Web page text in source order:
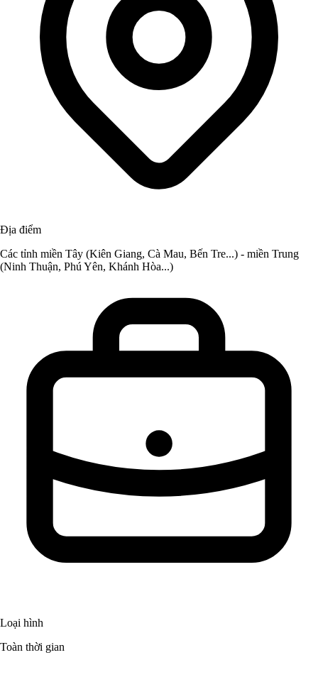
Địa điểm
Các tỉnh miền Tây (Kiên Giang, Cà Mau, Bến Tre...) - miền Trung
(Ninh Thuận, Phú Yên, Khánh Hòa...)
Loại hình
Toàn thời gian